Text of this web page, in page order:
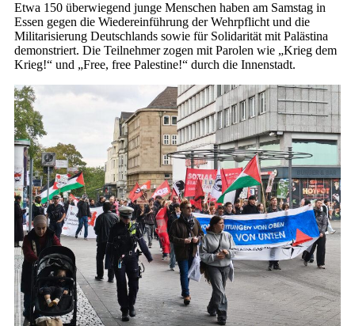
Etwa 150 überwiegend junge Menschen haben am Samstag in
Essen gegen die Wiedereinführung der Wehrpflicht und die
Militarisierung Deutschlands sowie für Solidarität mit Palästina
demonstriert. Die Teilnehmer zogen mit Parolen wie „Krieg dem
Krieg!“ und „Free, free Palestine!“ durch die Innenstadt.